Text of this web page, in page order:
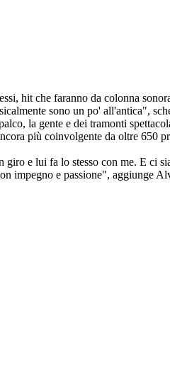
hit che faranno da colonna
sono un po' all'antica",
la gente e dei tramonti
più coinvolgente da oltre 650
e lui fa lo stesso con me. E ci
impegno e passione", aggiunge